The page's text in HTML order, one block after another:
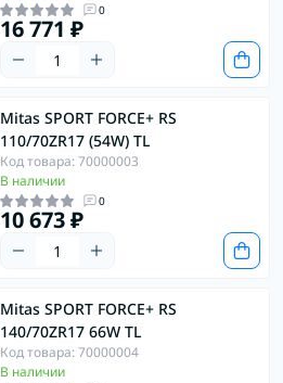
0
16 771 ₽
Mitas SPORT FORCE+ RS
110/70ZR17 (54W) TL
Код товара: 70000003
В наличии
0
10 673 ₽
Mitas SPORT FORCE+ RS
140/70ZR17 66W TL
Код товара: 70000004
В наличии